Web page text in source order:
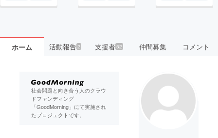
ホーム 活動報告2 支援者52 仲間募集 コメント
社会問題と向き合う人のクラウ
ドファンディング
「GoodMorning」にて実施され
たプロジェクトです。